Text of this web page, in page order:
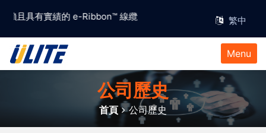
賴且具有實績的 e-Ribbon™ 線纜解決方案供應商
Menu
公司歷史
首頁 公司歷史